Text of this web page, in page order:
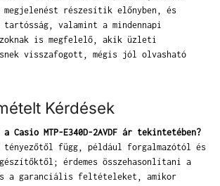
megjelenést részesítik előnyben, és
tartósság, valamint a mindennapi
is megfelelő, akik üzleti
visszafogott, mégis jól olvasható
Kérdések
Casio MTP-E340D-2AVDF ár tekintetében?
tényezőtől függ, például forgalmazótól és
érdemes összehasonlítani a
a garanciális feltételeket, amikor